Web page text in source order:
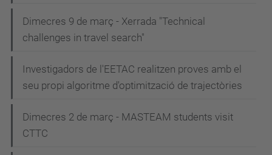
Dimecres 9 de març - Xerrada "Technical
challenges in travel search"
Investigadors de l'EETAC realitzen proves amb el
seu propi algoritme d'optimització de trajectòries
Dimecres 2 de març - MASTEAM students visit
CTTC